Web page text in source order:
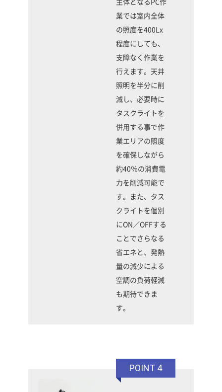
業では室内全体
の照度を400Lx
程度にしても、
支障なく作業を
行えます。天井
照明を半分に削
減し、必要時に
タスクライトを
併用する事で作
業エリアの照度
を確保しながら
約40％の消費電
力を削減可能で
す。また、タス
クライトを個別
にON／OFFする
ことでさらなる
省エネと、発熱
量の減少による
空調の負荷軽減
も期待できま
す。
POINT 4